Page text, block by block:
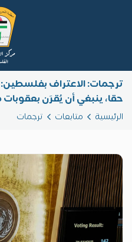
ترجمات: الاعتراف بفلسطين:
حقا، ينبغي أن يُقرَن
الرئيسية متابعات ترجمات